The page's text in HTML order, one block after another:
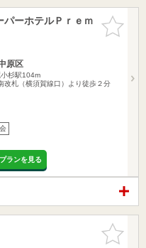
お気に入
りに追加
ーホテルＰｒｅｍ
原区
杉駅104m
改札（横須賀線口）より徒歩２分
ランを見る
お気に入
りに追加